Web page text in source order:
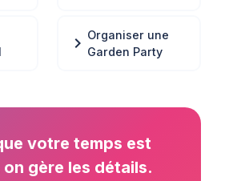
chevron_right Organiser une
Garden Party
votre temps est
gère les détails.